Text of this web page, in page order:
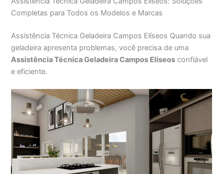
Completas para Todos os Modelos e Marcas
Assistência Técnica Geladeira Campos Elíseos Quando sua
geladeira apresenta problemas, você precisa de uma
Assistência Técnica Geladeira Campos Elíseos confiável
e eficiente.